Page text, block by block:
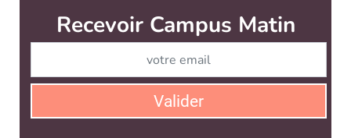
Recevoir Campus Matin
Valider